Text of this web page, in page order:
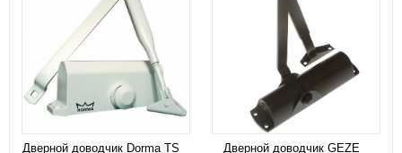
Дверной доводчик Dorma TS
Дверной доводчик GEZE